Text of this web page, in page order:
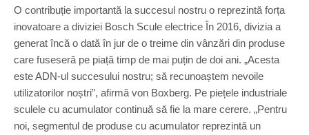
O contribuție importantă la succesul nostru o reprezintă forța
inovatoare a diviziei Bosch Scule electrice În 2016, divizia a
generat încă o dată în jur de o treime din vânzări din produse
care fuseseră pe piață timp de mai puțin de doi ani. „Acesta
este ADN-ul succesului nostru; să recunoaștem nevoile
utilizatorilor noștri”, afirmă von Boxberg. Pe piețele industriale
sculele cu acumulator continuă să fie la mare cerere. „Pentru
noi, segmentul de produse cu acumulator reprezintă un